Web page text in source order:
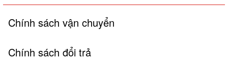
Chính sách vận chuyển
Chính sách đổi trả